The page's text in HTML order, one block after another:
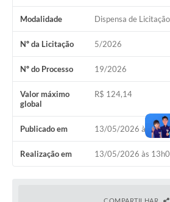
Modalidade Dispensa de Licitação
Nº da Licitação 5/2026
Nº do Processo 19/2026
Valor máximo
global
R$ 124,14
Publicado em 13/05/2026 às
Realização em 13/05/2026 às